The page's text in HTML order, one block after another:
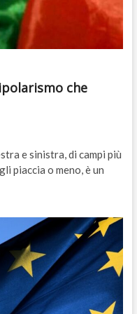
che
e sinistra, di campi più
piaccia o meno, è un